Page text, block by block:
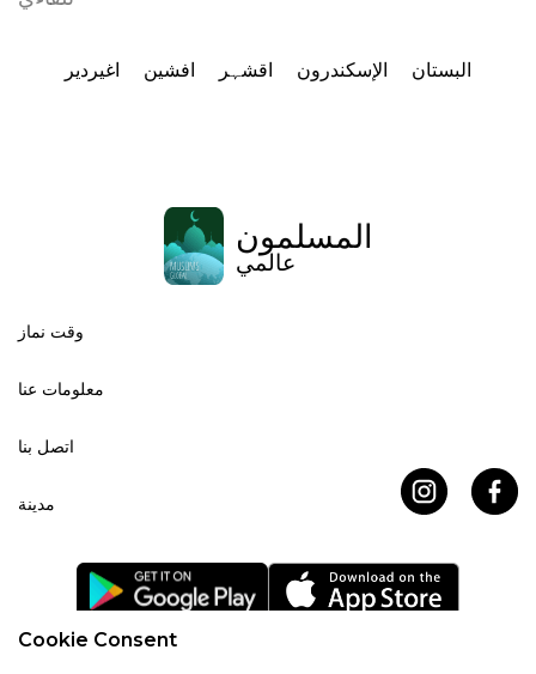
Cookie Consent
اغیردیر افشین اقشہر الإسكندرون البستان
المسلمون
عالمي
وقت نماز
معلومات عنا
اتصل بنا
مدينة